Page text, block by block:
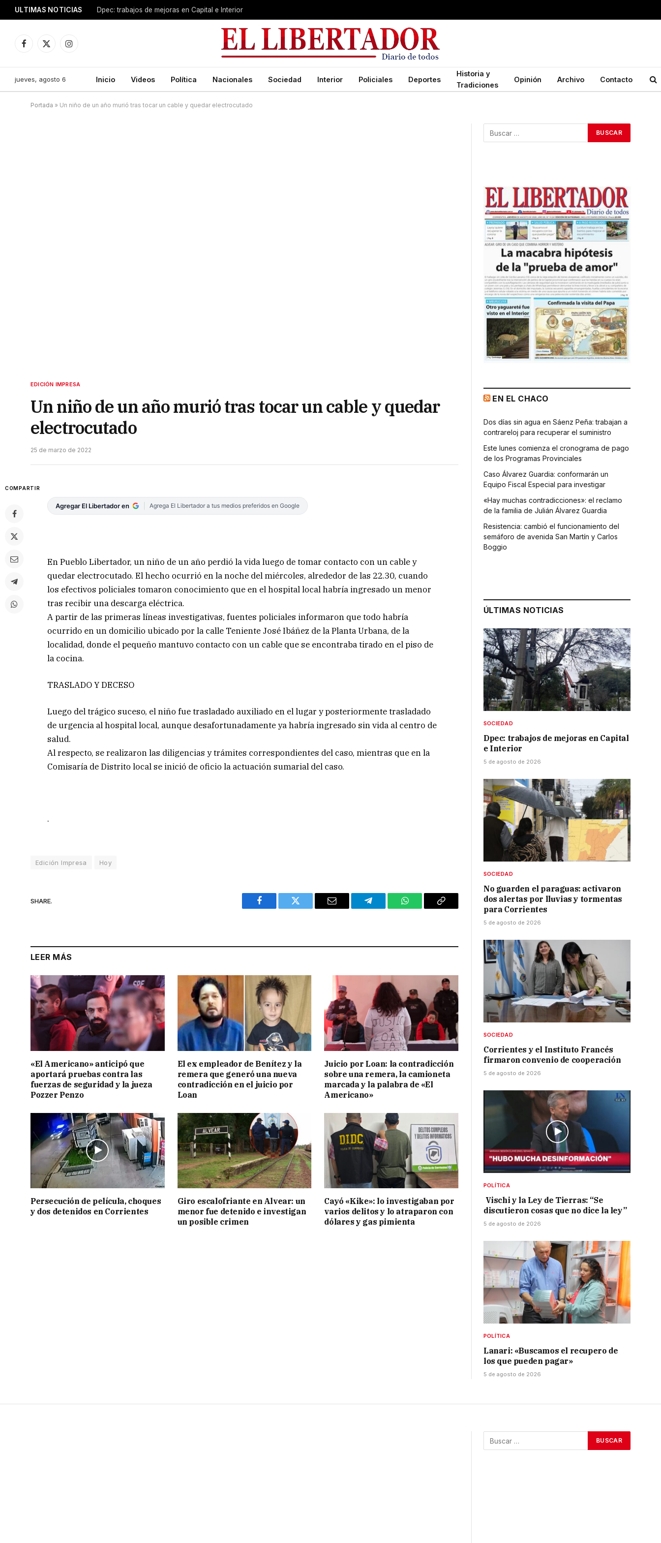
ULTIMAS NOTICIAS Dpec: trabajos de mejoras en Capital e Interior
Facebook
X
Instagram
jueves, agosto 6 Inicio Videos Política Nacionales Sociedad Interior Policiales Deportes
Historia y
Tradiciones
Opinión Archivo Contacto
Portada » Un niño de un año murió tras tocar un cable y quedar electrocutado
EDICIÓN IMPRESA
Un niño de un año murió tras tocar un cable y quedar
electrocutado
25 de marzo de 2022
COMPARTIR
Agregar El Libertador en Agrega El Libertador a tus medios preferidos en Google
En Pueblo Libertador, un niño de un año perdió la vida luego de tomar contacto con un cable y
quedar electrocutado. El hecho ocurrió en la noche del miércoles, alrededor de las 22.30, cuando
los efectivos policiales tomaron conocimiento que en el hospital local habría ingresado un menor
tras recibir una descarga eléctrica.
A partir de las primeras líneas investigativas, fuentes policiales informaron que todo habría
ocurrido en un domicilio ubicado por la calle Teniente José Ibáñez de la Planta Urbana, de la
localidad, donde el pequeño mantuvo contacto con un cable que se encontraba tirado en el piso de
la cocina.
TRASLADO Y DECESO
Luego del trágico suceso, el niño fue trasladado auxiliado en el lugar y posteriormente trasladado
de urgencia al hospital local, aunque desafortunadamente ya habría ingresado sin vida al centro de
salud.
Al respecto, se realizaron las diligencias y trámites correspondientes del caso, mientras que en la
Comisaría de Distrito local se inició de oficio la actuación sumarial del caso.
.
Edición Impresa Hoy
SHARE.
Facebook Twitter Email Telegram WhatsAppCopy
LEER MÁS
«El Americano» anticipó que
aportará pruebas contra las
fuerzas de seguridad y la jueza
Pozzer Penzo
El ex empleador de Benítez y la
remera que generó una nueva
contradicción en el juicio por
Loan
Juicio por Loan: la contradicción
sobre una remera, la camioneta
marcada y la palabra de «El
Americano»
Persecución de película, choques
y dos detenidos en Corrientes
Giro escalofriante en Alvear: un
menor fue detenido e investigan
un posible crimen
Cayó «Kike»: lo investigaban por
varios delitos y lo atraparon con
dólares y gas pimienta
EN EL CHACO
Dos días sin agua en Sáenz Peña: trabajan a
contrareloj para recuperar el suministro
Este lunes comienza el cronograma de pago
de los Programas Provinciales
Caso Álvarez Guardia: conformarán un
Equipo Fiscal Especial para investigar
«Hay muchas contradicciones»: el reclamo
de la familia de Julián Álvarez Guardia
Resistencia: cambió el funcionamiento del
semáforo de avenida San Martín y Carlos
Boggio
ÚLTIMAS NOTICIAS
SOCIEDAD
Dpec: trabajos de mejoras en Capital
e Interior
5 de agosto de 2026
SOCIEDAD
No guarden el paraguas: activaron
dos alertas por lluvias y tormentas
para Corrientes
5 de agosto de 2026
SOCIEDAD
Corrientes y el Instituto Francés
firmaron convenio de cooperación
5 de agosto de 2026
POLÍTICA
Vischi y la Ley de Tierras: “Se
discutieron cosas que no dice la ley”
5 de agosto de 2026
POLÍTICA
Lanari: «Buscamos el recupero de
los que pueden pagar»
5 de agosto de 2026